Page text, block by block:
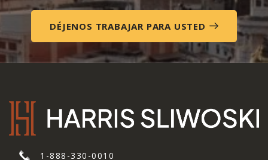
DÉJENOS TRABAJAR PARA USTED
1-888-330-0010